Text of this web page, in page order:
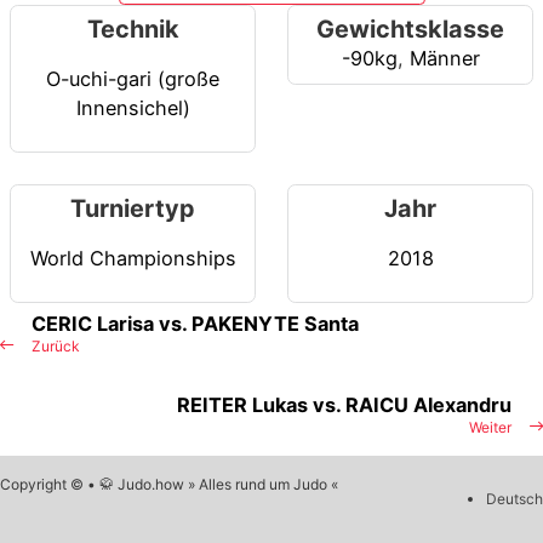
Technik
O-uchi-gari (große
Innensichel)
Gewichtsklasse
-90kg, Männer
Turniertyp
World Championships
Jahr
2018
Zurück
CERIC Larisa vs. PAKENYTE Santa
Weiter
REITER Lukas vs. RAICU Alexandru
Copyright © • 🥋 Judo.how » Alles rund um Judo «
Deutsch